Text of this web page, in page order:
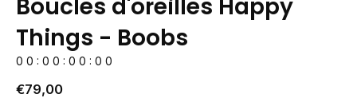
Boucles d'oreilles Happy
Things - Boobs
0 0 : 0 0 : 0 0 : 0 0
€79,00